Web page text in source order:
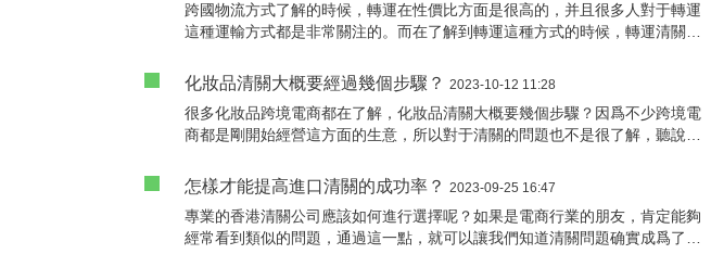
跨國物流方式了解的時候，轉運在性價比方面是很高的，并且很多人對于轉運
這種運輸方式都是非常關注的。而在了解到轉運這種方式的時候，轉運清關如
才會是很好的。所以考慮到清關公司涉及到内容的時候，如何才可以選擇到非
常合适的清關公司也是很關鍵的，各位需求者都應該清楚這些多樣化的内容。
化妝品清關大概要經過幾個步驟？ 2023-10-12 11:28
很多化妝品跨境電商都在了解，化妝品清關大概要幾個步驟？因爲不少跨境電
商都是剛開始經營這方面的生意，所以對于清關的問題也不是很了解，聽說清
這個問題，今天我們就來講解一下，到底需要哪些步驟？
怎樣才能提高進口清關的成功率？ 2023-09-25 16:47
專業的香港清關公司應該如何進行選擇呢？如果是電商行業的朋友，肯定能夠
經常看到類似的問題，通過這一點，就可以讓我們知道清關問題确實成爲了電